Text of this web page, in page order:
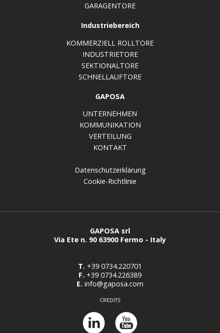
GARAGENTORE
Industriebereich
KOMMERZIELL ROLLTORE
INDUSTRIETORE
SEKTIONALTORE
SCHNELLAUFTORE
GAPOSA
UNTERNEHMEN
KOMMUNIKATION
VERTEILUNG
KONTAKT
Datenschutzerklärung
Cookie-Richtlinie
GAPOSA srl
Via Ete n. 90 63900 Fermo - Italy
T. +39 0734.220701
F. +39 0734.226389
E. info@gaposa.com
CREDITS